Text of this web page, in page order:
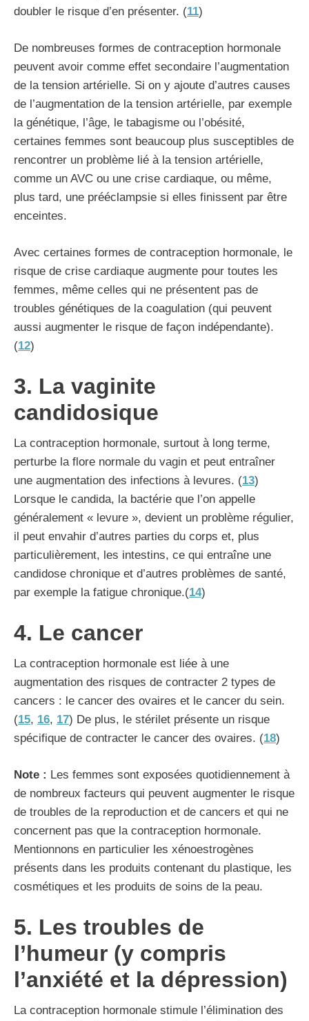
doubler le risque d’en présenter. (11)
De nombreuses formes de contraception hormonale
peuvent avoir comme effet secondaire l’augmentation
de la tension artérielle. Si on y ajoute d’autres causes
de l’augmentation de la tension artérielle, par exemple
la génétique, l’âge, le tabagisme ou l’obésité,
certaines femmes sont beaucoup plus susceptibles de
rencontrer un problème lié à la tension artérielle,
comme un AVC ou une crise cardiaque, ou même,
plus tard, une prééclampsie si elles finissent par être
enceintes.
Avec certaines formes de contraception hormonale, le
risque de crise cardiaque augmente pour toutes les
femmes, même celles qui ne présentent pas de
troubles génétiques de la coagulation (qui peuvent
aussi augmenter le risque de façon indépendante).
(12)
3. La vaginite
candidosique
La contraception hormonale, surtout à long terme,
perturbe la flore normale du vagin et peut entraîner
une augmentation des infections à levures. (13)
Lorsque le candida, la bactérie que l’on appelle
généralement « levure », devient un problème régulier,
il peut envahir d’autres parties du corps et, plus
particulièrement, les intestins, ce qui entraîne une
candidose chronique et d’autres problèmes de santé,
par exemple la fatigue chronique.(14)
4. Le cancer
La contraception hormonale est liée à une
augmentation des risques de contracter 2 types de
cancers : le cancer des ovaires et le cancer du sein.
(15, 16, 17) De plus, le stérilet présente un risque
spécifique de contracter le cancer des ovaires. (18)
Note : Les femmes sont exposées quotidiennement à
de nombreux facteurs qui peuvent augmenter le risque
de troubles de la reproduction et de cancers et qui ne
concernent pas que la contraception hormonale.
Mentionnons en particulier les xénoestrogènes
présents dans les produits contenant du plastique, les
cosmétiques et les produits de soins de la peau.
5. Les troubles de
l’humeur (y compris
l’anxiété et la dépression)
La contraception hormonale stimule l’élimination des